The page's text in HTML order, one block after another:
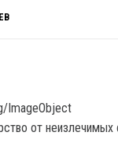
ImageObject